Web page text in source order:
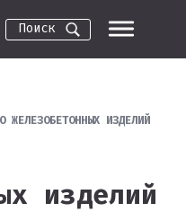
Поиск
ЖЕЛЕЗОБЕТОННЫХ ИЗДЕЛИЙ
изделий